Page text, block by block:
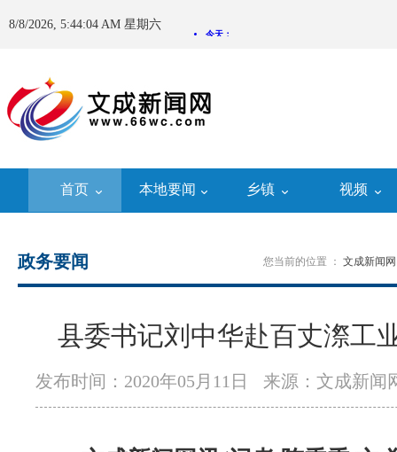
8/8/2026, 5:44:05 AM 星期六
首页 本地要闻 乡镇 视频
您当前的位置 ： 文成新闻网
政务要闻
县委书记刘中华赴百丈漈工
发布时间：2020年05月11日 来源：文成新闻